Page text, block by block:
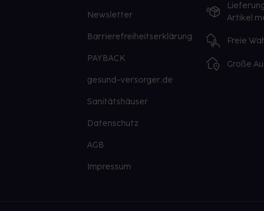
Newsletter
Barrierefreiheitserklärung
PAYBACK
gesund-versorger.de
Sanitätshäuser
Datenschutz
AGB
Impressum
Artikel
Freie
Große